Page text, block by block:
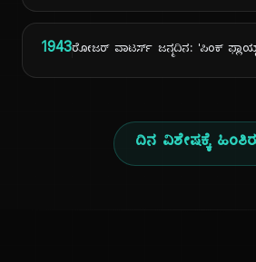
1943ರೋಜರ್ ವಾಟರ್ಸ್ ಜನ್ಮದಿನ: 'ಪಿಂಕ್
ದಿನ ವಿಶೇಷಕ್ಕೆ